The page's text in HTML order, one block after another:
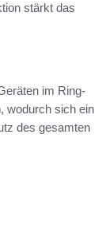
stärkt das
im Ring-
wodurch sich ein
des gesamten